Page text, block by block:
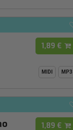
1,89 €
MIDI MP3
1,89 €